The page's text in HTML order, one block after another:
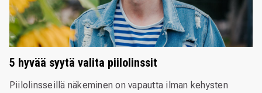
5 hyvää syytä valita piilolinssit
Piilolinsseillä näkeminen on vapautta ilman kehysten